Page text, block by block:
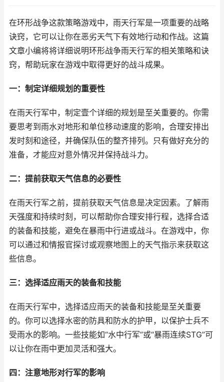
在环形战争这款策略游戏中，雨天行军是一项重要的战略
诀窍，它可以让你在恶劣天气下有效地行动和作战。这篇
文章小编将将详细说明环形战争雨天行军的相关策略和诀
窍，帮助玩家在游戏中取得更好的战斗成果。
一：制定详细规划的重要性
在雨天行军中，制定壹个详细的规划是至关重要的。你需
要思考到雨水对地形和单位移动速度的影响，合理安排出
发时刻和途径，并确保队伍的整齐排列。只有做好充分的
准备，才能应对意外情况并保持战斗力。
二：提前获取天气信息的必要性
在雨天行军之前，提前获取天气信息是决定因素。了解雨
天强度和持续时刻，可以帮助你合理安排行程，选择合适
的装备和技能，避免在暴雨中行进或战斗。在游戏中，你
可以通过和情报官探讨或观察地图上的天气指示来获取这
些信息。
三：选择适应雨天的装备和技能
在雨天行军中，选择适应雨天的装备和技能是至关重要
的。你可以选择水密的防具和防水的护甲，以保护士兵不
受雨水的影响。一些技能如“水中行军”或“暴雨连续STG”可
以让你在雨中更加灵活和强大。
四：注意地形对行军的影响